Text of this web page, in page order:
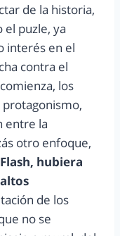
de la historia,
el puzle, ya
interés en el
contra el
los
entre la
otro enfoque,
hubiera
de los
no se